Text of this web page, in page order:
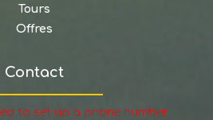
Tours
Offres
Contact
to set up a phone number.